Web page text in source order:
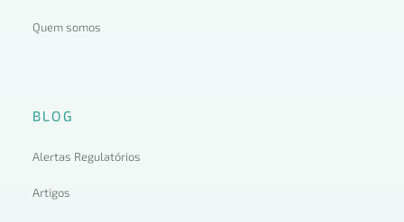
Quem somos
BLOG
Alertas Regulatórios
Artigos